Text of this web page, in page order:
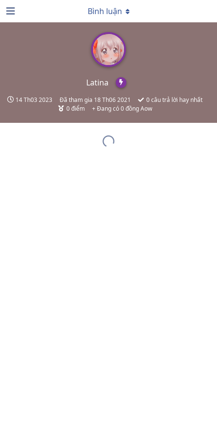
Latina
14 Th03 2023 Đã tham gia 18 Th06 2021 0câu trả lời hay nhất
0điểm + Đang có 0 đồng Aow
Bình luận